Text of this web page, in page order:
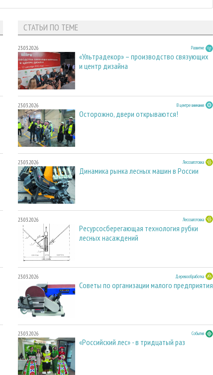
СТАТЬИ ПО ТЕМЕ
23.03.2026 Развитие
«Ультрадекор» – производство связующих
и центр дизайна
23.03.2026 В центре внимания
Осторожно, двери открываются!
23.03.2026 Лесозаготовка
Динамика рынка лесных машин в России
23.03.2026 Лесозаготовка
Ресурсосберегающая технология рубки
лесных насаждений
23.03.2026 Деревообработка
Советы по организации малого предприятия
23.03.2026 События
«Российский лес» - в тридцатый раз